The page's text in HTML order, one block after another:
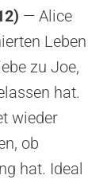
— Alice
Leben
zu Joe,
hat.
wieder
ob
hat. Ideal